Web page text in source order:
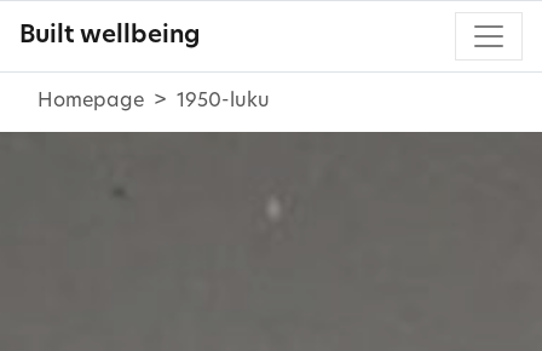
Built wellbeing
Homepage 1950-luku